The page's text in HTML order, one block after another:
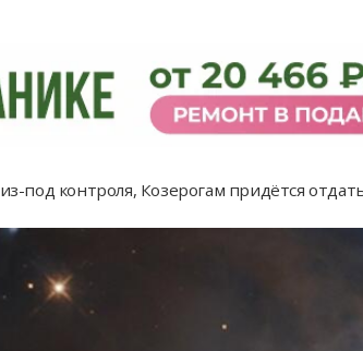
под контроля, Козерогам придётся